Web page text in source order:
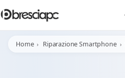
Home Riparazione Smartphone